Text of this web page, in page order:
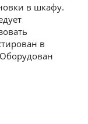
в шкафу.
в